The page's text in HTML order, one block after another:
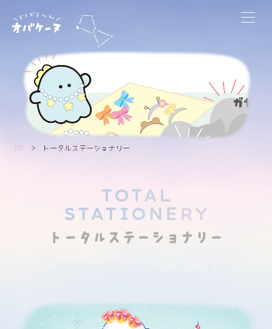
キャラクター グッズ
お知らせ かべ紙
シリーズ
ギャラリー
オンライン
TOP トータルステーショナリー
トータルステーショナリー